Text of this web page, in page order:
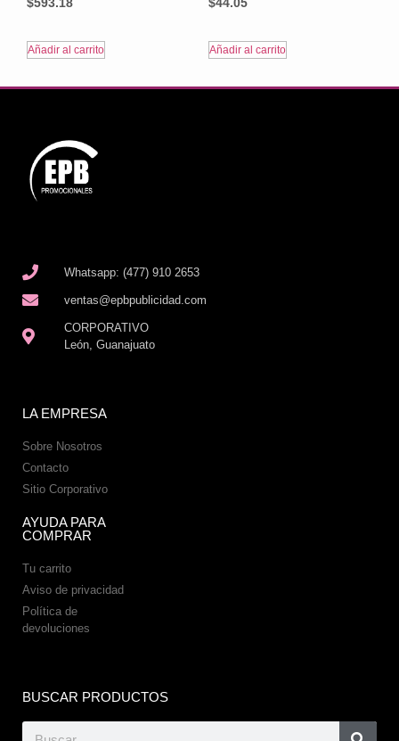
$593.18
Añadir al carrito
$44.05
Añadir al carrito
Whatsapp: (477) 910 2653
ventas@epbpublicidad.com
CORPORATIVO
León, Guanajuato
LA EMPRESA
Sobre Nosotros
Contacto
Sitio Corporativo
AYUDA PARA
COMPRAR
Tu carrito
Aviso de privacidad
Política de
devoluciones
BUSCAR PRODUCTOS